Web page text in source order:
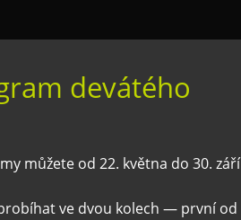
devátého
můžete od 22. května do 30. září
ve dvou kolech — první od